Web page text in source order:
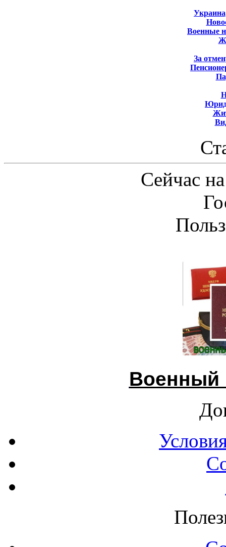
Военные
За
Сейчас
Военный